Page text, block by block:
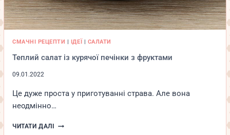
СМАЧНІ РЕЦЕПТИ | ІДЕЇ | САЛАТИ
Теплий салат із курячої печінки з фруктами
09.01.2022
Це дуже проста у приготуванні страва. Але вона
неодмінно…
ЧИТАТИ ДАЛІ
ТЕПЛИЙ